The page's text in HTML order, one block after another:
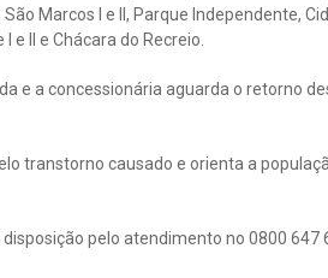
Marcos I e II, Parque Independente,
e II e Chácara do Recreio.
e a concessionária aguarda o retorno
transtorno causado e orienta a
pelo atendimento no 0800 647